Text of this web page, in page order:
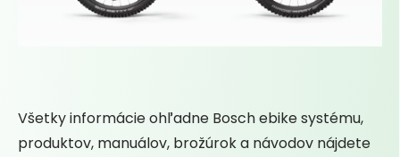
Všetky informácie ohľadne Bosch ebike systému,
produktov, manuálov, brožúrok a návodov nájdete